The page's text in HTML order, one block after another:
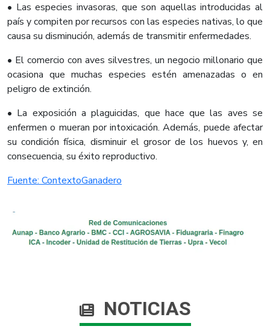
• Las especies invasoras, que son aquellas introducidas al
país y compiten por recursos con las especies nativas, lo que
causa su disminución, además de transmitir enfermedades.
• El comercio con aves silvestres, un negocio millonario que
ocasiona que muchas especies estén amenazadas o en
peligro de extinción.
• La exposición a plaguicidas, que hace que las aves se
enfermen o mueran por intoxicación. Además, puede afectar
su condición física, disminuir el grosor de los huevos y, en
consecuencia, su éxito reproductivo.​
Fuente: ContextoGanadero​
NOTICIAS